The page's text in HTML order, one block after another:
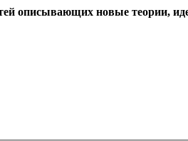
описывающих новые теории,